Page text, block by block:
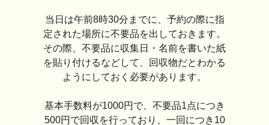
当日は午前8時30分までに、予約の際に指
定された場所に不要品を出しておきます。
その際、不要品に収集日・名前を書いた紙
を貼り付けるなどして、回収物だとわかる
ようにしておく必要があります。
基本手数料が1000円で、不要品1点につき
500円で回収を行っており、一回につき10